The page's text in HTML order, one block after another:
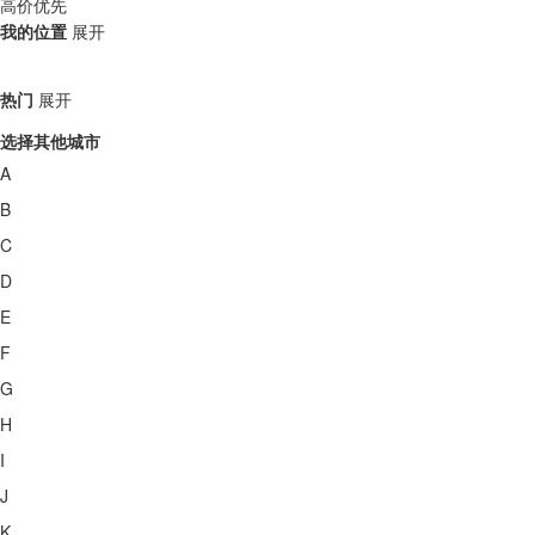
我的位置 展开
热门 展开
选择其他城市
A
B
C
D
E
F
G
H
I
J